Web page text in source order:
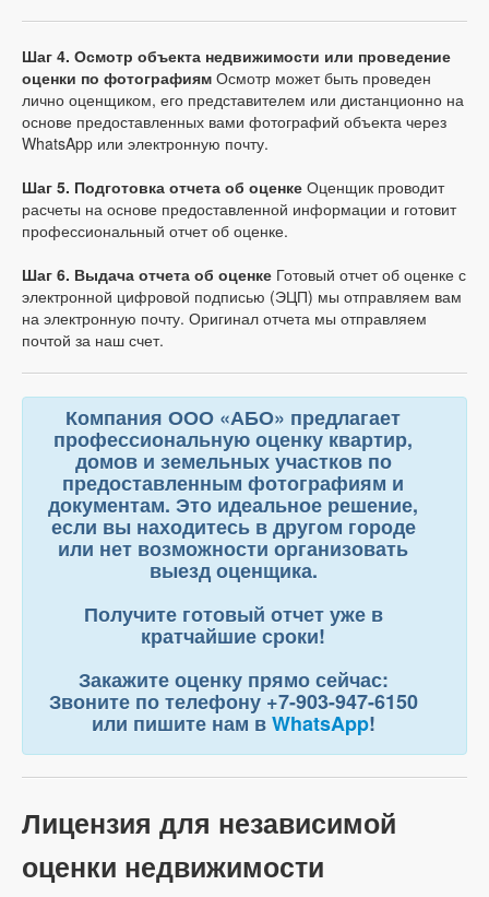
Шаг 4. Осмотр объекта недвижимости или проведение
оценки по фотографиям Осмотр может быть проведен
лично оценщиком, его представителем или дистанционно на
основе предоставленных вами фотографий объекта через
WhatsApp или электронную почту.
Шаг 5. Подготовка отчета об оценке Оценщик проводит
расчеты на основе предоставленной информации и готовит
профессиональный отчет об оценке.
Шаг 6. Выдача отчета об оценке Готовый отчет об оценке с
электронной цифровой подписью (ЭЦП) мы отправляем вам
на электронную почту. Оригинал отчета мы отправляем
почтой за наш счет.
Компания ООО «АБО» предлагает
профессиональную оценку квартир,
домов и земельных участков по
предоставленным фотографиям и
документам. Это идеальное решение,
если вы находитесь в другом городе
или нет возможности организовать
выезд оценщика.
Получите готовый отчет уже в
кратчайшие сроки!
Закажите оценку прямо сейчас:
Звоните по телефону +7-903-947-6150
или пишите нам вWhatsApp!
Лицензия для независимой
оценки недвижимости